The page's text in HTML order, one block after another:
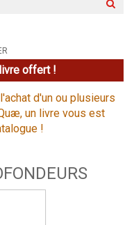
offert !
d'un ou plusieurs
un livre vous est
!